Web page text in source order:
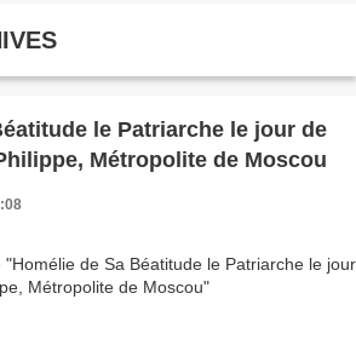
le Patriarche le jour de
Métropolite de Moscou